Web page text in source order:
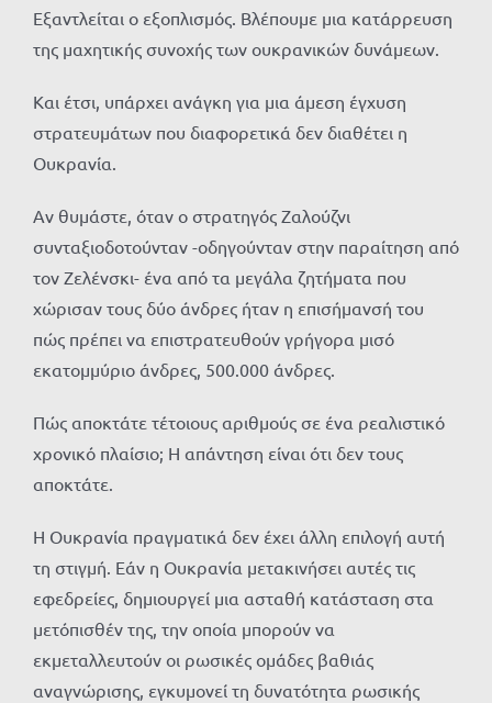
Εξαντλείται ο εξοπλισμός. Βλέπουμε μια κατάρρευση
της μαχητικής συνοχής των ουκρανικών δυνάμεων.
Και έτσι, υπάρχει ανάγκη για μια άμεση έγχυση
στρατευμάτων που διαφορετικά δεν διαθέτει η
Ουκρανία.
Αν θυμάστε, όταν ο στρατηγός Ζαλούζνι
συνταξιοδοτούνταν -οδηγούνταν στην παραίτηση από
τον Ζελένσκι- ένα από τα μεγάλα ζητήματα που
χώρισαν τους δύο άνδρες ήταν η επισήμανσή του
πώς πρέπει να επιστρατευθούν γρήγορα μισό
εκατομμύριο άνδρες, 500.000 άνδρες.
Πώς αποκτάτε τέτοιους αριθμούς σε ένα ρεαλιστικό
χρονικό πλαίσιο; Η απάντηση είναι ότι δεν τους
αποκτάτε.
Η Ουκρανία πραγματικά δεν έχει άλλη επιλογή αυτή
τη στιγμή. Εάν η Ουκρανία μετακινήσει αυτές τις
εφεδρείες, δημιουργεί μια ασταθή κατάσταση στα
μετόπισθέν της, την οποία μπορούν να
εκμεταλλευτούν οι ρωσικές ομάδες βαθιάς
αναγνώρισης, εγκυμονεί τη δυνατότητα ρωσικής